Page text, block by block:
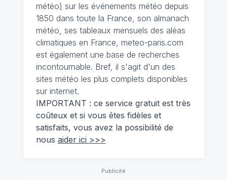
météo) sur les événements météo depuis
1850 dans toute la France, son almanach
météo, ses tableaux mensuels des aléas
climatiques en France, meteo-paris.com
est également une base de recherches
incontournable. Bref, il s'agit d'un des
sites météo les plus complets disponibles
sur internet.
IMPORTANT : ce service gratuit est très
coûteux et si vous êtes fidèles et
satisfaits, vous avez la possibilité de
nous aider ici >>>